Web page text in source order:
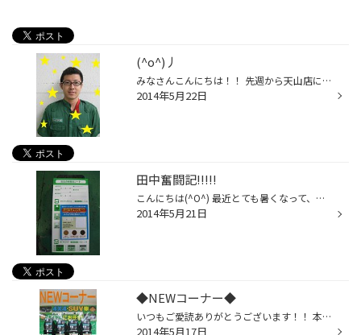
(^o^)丿
みなさんこんにちは！！ 先週から天山店に新しい仲間が入りました！！ 田中 啓介さんです！！ 以前はショップ店員をしていたので ホイール選びなどドレスアップに必要なセンスを持っているはず！！ そんなセンス抜群な田中さんからの一言！！ 『先週から入社しました田中啓介です！ １日でも早く仕...
2014年5月22日
田中奮闘記!!!!!
こんにちは(^O^) 最近とても暑くなって、タイヤ館の制服も半袖にチェンジしています(^o^)丿 みなさんもこれから暑くなるにかけて、熱中症等には気を付けてくださいね!! さぁ!! 今日紹介するのは、 (正岡奮闘記)(栗田奮闘記)に次ぐ【田中奮闘記】です！！！ 新人の成長を楽しみに見ていただいている...
2014年5月21日
◆NEWコーナー◆
いつもご愛読ありがとうございます！！ 本日2回目の更新です(>_
2014年5月17日